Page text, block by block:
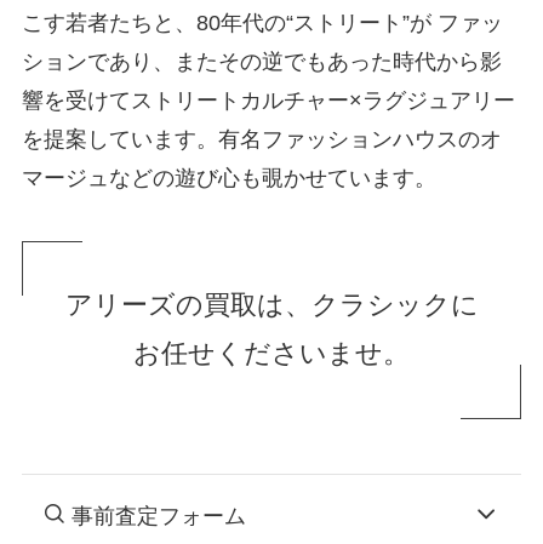
こす若者たちと、80年代の“ストリート”が ファッ
ションであり、またその逆でもあった時代から影
響を受けてストリートカルチャー×ラグジュアリー
を提案しています。有名ファッションハウスのオ
マージュなどの遊び心も覗かせています。
アリーズの買取は、クラシックに
お任せくださいませ。
事前査定フォーム